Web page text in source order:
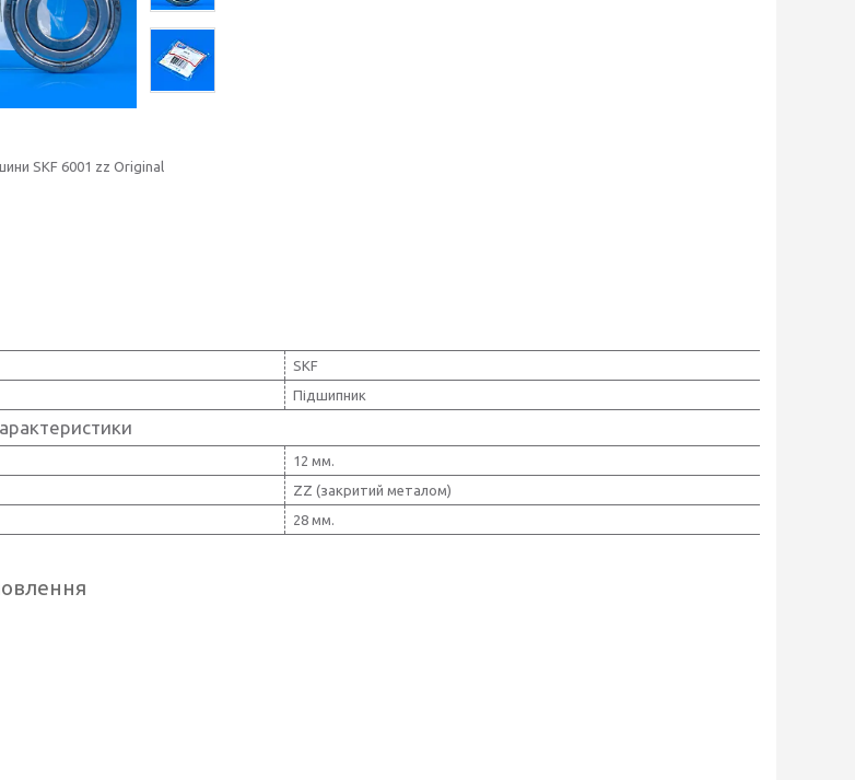
SKF 6001 zz Original
SKF
Підшипник
12 мм.
ZZ (закритий металом)
28 мм.